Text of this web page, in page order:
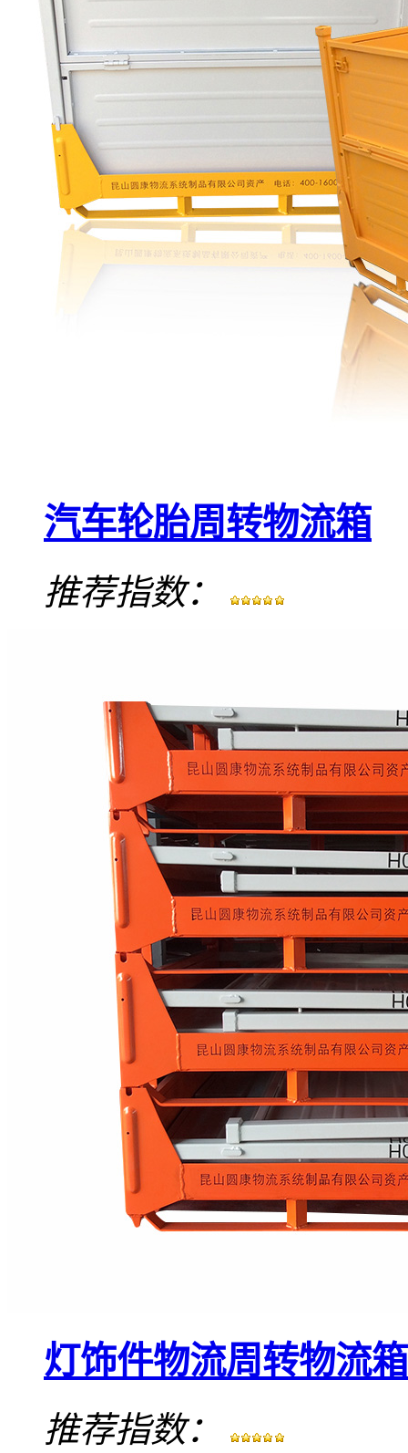
汽车轮胎周转物流箱
推荐指数：
灯饰件物流周转物流箱
推荐指数：